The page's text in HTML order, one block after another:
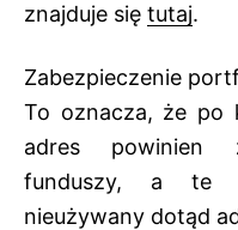
znajduje się tutaj.
Zabezpieczenie
To oznacza, że po
adres powinien
funduszy, a te
nieużywany dotąd